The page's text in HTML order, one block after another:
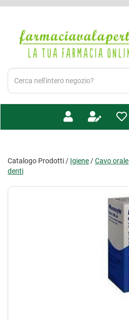
principale
Valaperta
Cerca
Prodotto
Catalogo Prodotti / Igiene /Cavo orale
denti